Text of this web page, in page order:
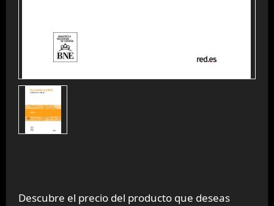
Descubre el precio del producto que deseas